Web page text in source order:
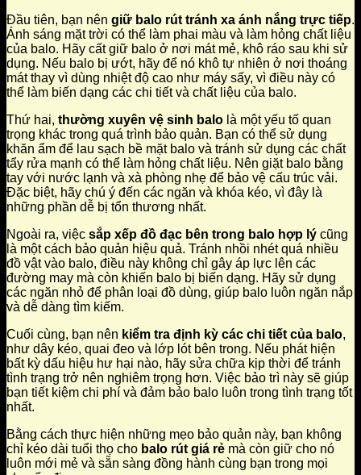
Đầu tiên, bạn nên giữ balo rút tránh xa ánh nắng trực tiếp.
Ánh sáng mặt trời có thể làm phai màu và làm hỏng chất liệu
của balo. Hãy cất giữ balo ở nơi mát mẻ, khô ráo sau khi sử
dụng. Nếu balo bị ướt, hãy để nó khô tự nhiên ở nơi thoáng
mát thay vì dùng nhiệt độ cao như máy sấy, vì điều này có
thể làm biến dạng các chi tiết và chất liệu của balo.
Thứ hai, thường xuyên vệ sinh balo là một yếu tố quan
trọng khác trong quá trình bảo quản. Bạn có thể sử dụng
khăn ẩm để lau sạch bề mặt balo và tránh sử dụng các chất
tẩy rửa mạnh có thể làm hỏng chất liệu. Nên giặt balo bằng
tay với nước lạnh và xà phòng nhẹ để bảo vệ cấu trúc vải.
Đặc biệt, hãy chú ý đến các ngăn và khóa kéo, vì đây là
những phần dễ bị tổn thương nhất.
Ngoài ra, việc sắp xếp đồ đạc bên trong balo hợp lý cũng
là một cách bảo quản hiệu quả. Tránh nhồi nhét quá nhiều
đồ vật vào balo, điều này không chỉ gây áp lực lên các
đường may mà còn khiến balo bị biến dạng. Hãy sử dụng
các ngăn nhỏ để phân loại đồ dùng, giúp balo luôn ngăn nắp
và dễ dàng tìm kiếm.
Cuối cùng, bạn nên kiểm tra định kỳ các chi tiết của balo,
như dây kéo, quai đeo và lớp lót bên trong. Nếu phát hiện
bất kỳ dấu hiệu hư hại nào, hãy sửa chữa kịp thời để tránh
tình trạng trở nên nghiêm trọng hơn. Việc bảo trì này sẽ giúp
bạn tiết kiệm chi phí và đảm bảo balo luôn trong tình trạng tốt
nhất.
Bằng cách thực hiện những mẹo bảo quản này, bạn không
chỉ kéo dài tuổi thọ cho balo rút giá rẻ mà còn giữ cho nó
luôn mới mẻ và sẵn sàng đồng hành cùng bạn trong mọi